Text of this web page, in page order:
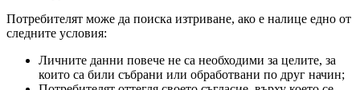
Потребителят може да поиска изтриване, ако е налице едно от
следните условия:
Личните данни повече не са необходими за целите, за
които са били събрани или обработвани по друг начин;